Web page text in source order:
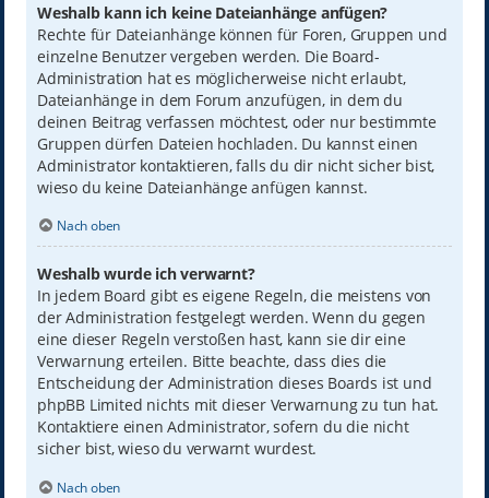
Weshalb kann ich keine Dateianhänge anfügen?
Rechte für Dateianhänge können für Foren, Gruppen und
einzelne Benutzer vergeben werden. Die Board-
Administration hat es möglicherweise nicht erlaubt,
Dateianhänge in dem Forum anzufügen, in dem du
deinen Beitrag verfassen möchtest, oder nur bestimmte
Gruppen dürfen Dateien hochladen. Du kannst einen
Administrator kontaktieren, falls du dir nicht sicher bist,
wieso du keine Dateianhänge anfügen kannst.
Nach oben
Weshalb wurde ich verwarnt?
In jedem Board gibt es eigene Regeln, die meistens von
der Administration festgelegt werden. Wenn du gegen
eine dieser Regeln verstoßen hast, kann sie dir eine
Verwarnung erteilen. Bitte beachte, dass dies die
Entscheidung der Administration dieses Boards ist und
phpBB Limited nichts mit dieser Verwarnung zu tun hat.
Kontaktiere einen Administrator, sofern du die nicht
sicher bist, wieso du verwarnt wurdest.
Nach oben